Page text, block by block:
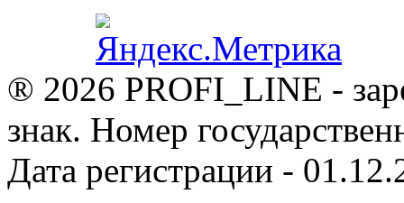
® 2026 PROFI_LINE -
знак. Номер
Дата регистрации -